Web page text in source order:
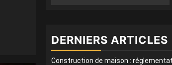
DERNIERS ARTICLES
Construction de maison :